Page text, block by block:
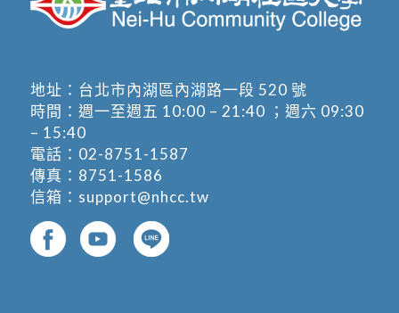
地址： 台北市內湖區內湖路一段 520 號
時間：週一至週五 10:00 – 21:40 ；週六 09:30
– 15:40
電話： 02-8751-1587
傳真：8751-1586
信箱： support@nhcc.tw